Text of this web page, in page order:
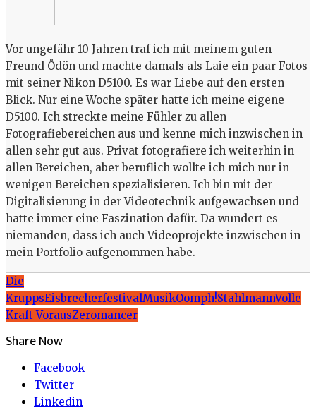
Vor ungefähr 10 Jahren traf ich mit meinem guten
Freund Ödön und machte damals als Laie ein paar Fotos
mit seiner Nikon D5100. Es war Liebe auf den ersten
Blick. Nur eine Woche später hatte ich meine eigene
D5100. Ich streckte meine Fühler zu allen
Fotografiebereichen aus und kenne mich inzwischen in
allen sehr gut aus. Privat fotografiere ich weiterhin in
allen Bereichen, aber beruflich wollte ich mich nur in
wenigen Bereichen spezialisieren. Ich bin mit der
Digitalisierung in der Videotechnik aufgewachsen und
hatte immer eine Faszination dafür. Da wundert es
niemanden, dass ich auch Videoprojekte inzwischen in
mein Portfolio aufgenommen habe.
Die
KruppsEisbrecherfestivalMusikOomph!StahlmannVolle
Kraft VorausZeromancer
Share Now
Facebook
Twitter
Linkedin